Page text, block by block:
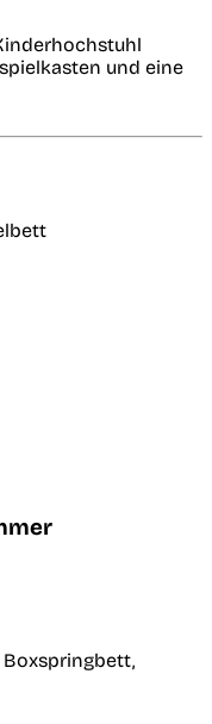
und eine
Boxspringbett,